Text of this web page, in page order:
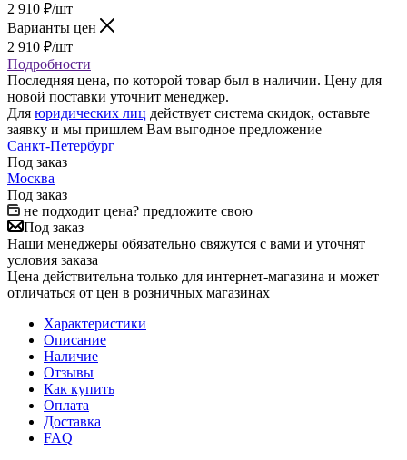
2 910 ₽/шт
Варианты цен
2 910 ₽/шт
Подробности
Последняя цена, по которой товар был в наличии. Цену для
новой поставки уточнит менеджер.
Для юридических лиц действует система скидок, оставьте
заявку и мы пришлем Вам выгодное предложение
Санкт-Петербург
Под заказ
Москва
Под заказ
не подходит цена? предложите свою
Под заказ
Наши менеджеры обязательно свяжутся с вами и уточнят
условия заказа
Цена действительна только для интернет-магазина и может
отличаться от цен в розничных магазинах
Характеристики
Описание
Наличие
Отзывы
Как купить
Оплата
Доставка
FAQ